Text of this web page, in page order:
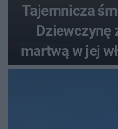
Tajemnicza
Dziewczynę
martwą w jej